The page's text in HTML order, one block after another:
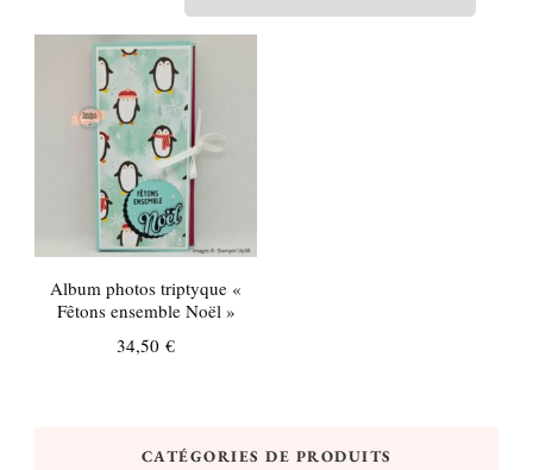
Album photos triptyque «
Fêtons ensemble Noël »
34,50€
CATÉGORIES DE PRODUITS